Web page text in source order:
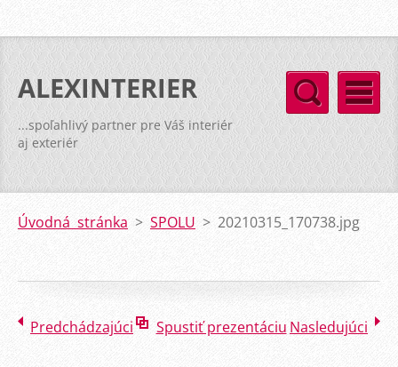
ALEXINTERIER
...spoľahlivý partner pre Váš interiér
aj exteriér
Úvodná stránka > SPOLU > 20210315_170738.jpg
Predchádzajúci Spustiť prezentáciu Nasledujúci